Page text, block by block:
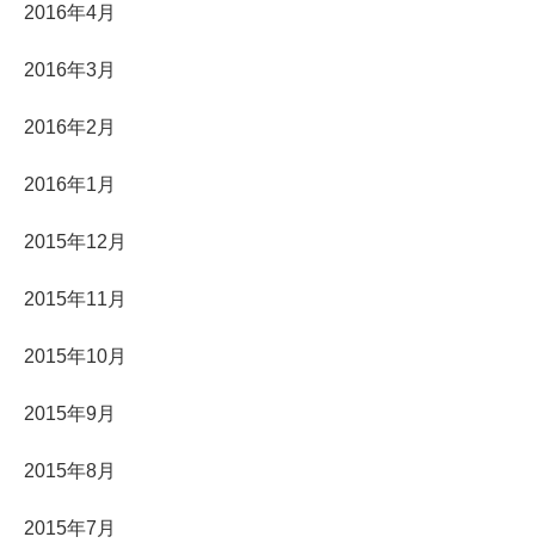
2016年4月
2016年3月
2016年2月
2016年1月
2015年12月
2015年11月
2015年10月
2015年9月
2015年8月
2015年7月